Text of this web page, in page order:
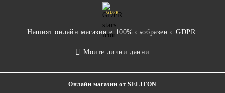
GDPR
Нашият онлайн магазин е 100% съобразен с GDPR.
Моите лични данни
Онлайн магазин от SELITON